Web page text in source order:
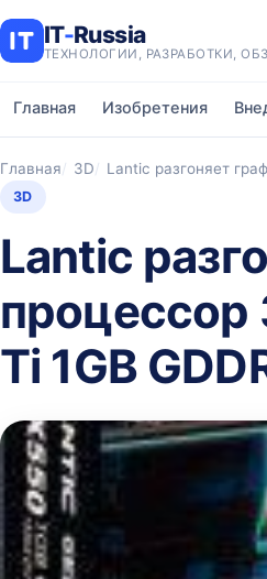
IT-Russia
ТЕХНОЛОГИИ, РАЗРАБОТКИ,
Главная Изобретения
Главная 3D Lantic разгоняет
3D
Lantic
процессор
Ti 1GB